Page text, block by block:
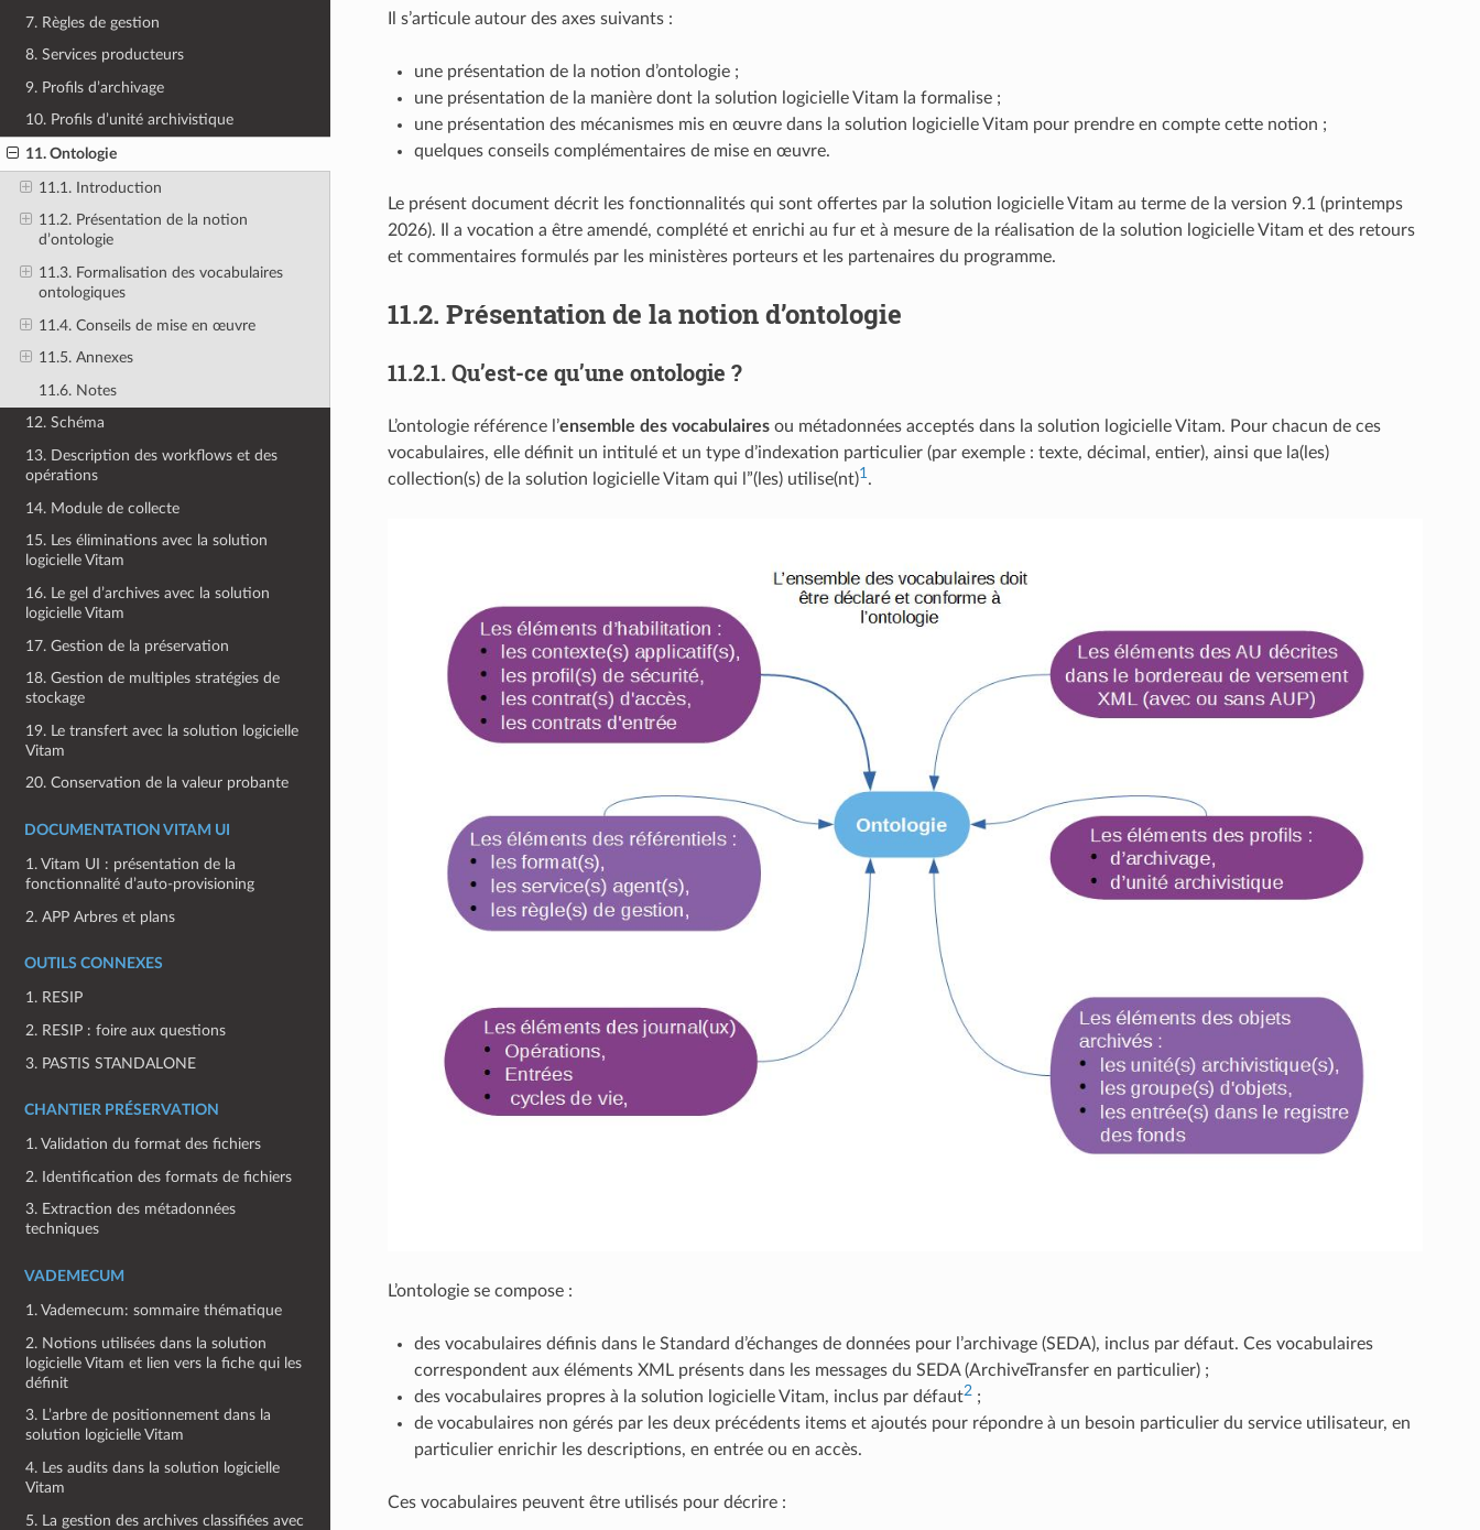
7. Règles de gestion
8. Services producteurs
9. Profils d’archivage
10. Profils d’unité archivistique
11. Ontologie
11.1. Introduction
11.2. Présentation de la notion
d’ontologie
11.3. Formalisation des vocabulaires
ontologiques
11.4. Conseils de mise en œuvre
11.5. Annexes
11.6. Notes
12. Schéma
13. Description des workflows et des
opérations
14. Module de collecte
15. Les éliminations avec la solution
logicielle Vitam
16. Le gel d’archives avec la solution
logicielle Vitam
17. Gestion de la préservation
18. Gestion de multiples stratégies de
stockage
19. Le transfert avec la solution logicielle
Vitam
20. Conservation de la valeur probante
DOCUMENTATION VITAM UI
1. Vitam UI : présentation de la
fonctionnalité d’auto-provisioning
2. APP Arbres et plans
OUTILS CONNEXES
1. RESIP
2. RESIP : foire aux questions
3. PASTIS STANDALONE
CHANTIER PRÉSERVATION
1. Validation du format des fichiers
2. Identification des formats de fichiers
3. Extraction des métadonnées
techniques
VADEMECUM
1. Vademecum: sommaire thématique
2. Notions utilisées dans la solution
logicielle Vitam et lien vers la fiche qui les
définit
3. L’arbre de positionnement dans la
solution logicielle Vitam
4. Les audits dans la solution logicielle
Vitam
5. La gestion des archives classifiées avec
Il s’articule autour des axes suivants :
une présentation de la notion d’ontologie ;
une présentation de la manière dont la solution logicielle Vitam la formalise ;
une présentation des mécanismes mis en œuvre dans la solution logicielle Vitam pour prendre en compte cette notion ;
quelques conseils complémentaires de mise en œuvre.
Le présent document décrit les fonctionnalités qui sont offertes par la solution logicielle Vitam au terme de la version 9.1 (printemps
2026). Il a vocation a être amendé, complété et enrichi au fur et à mesure de la réalisation de la solution logicielle Vitam et des retours
et commentaires formulés par les ministères porteurs et les partenaires du programme.
11.2. Présentation de la notion d’ontologie
11.2.1. Qu’est-ce qu’une ontologie ?
L’ontologie référence l’ensemble des vocabulairesou métadonnées acceptés dans la solution logicielle Vitam. Pour chacun de ces
vocabulaires, elle définit un intitulé et un type d’indexation particulier (par exemple : texte, décimal, entier), ainsi que la(les)
collection(s) de la solution logicielle Vitam qui l”(les) utilise(nt)1.
L’ontologie se compose :
des vocabulaires définis dans le Standard d’échanges de données pour l’archivage (SEDA), inclus par défaut. Ces vocabulaires
correspondent aux éléments XML présents dans les messages du SEDA (ArchiveTransfer en particulier) ;
des vocabulaires propres à la solution logicielle Vitam, inclus par défaut2;
de vocabulaires non gérés par les deux précédents items et ajoutés pour répondre à un besoin particulier du service utilisateur, en
particulier enrichir les descriptions, en entrée ou en accès.
Ces vocabulaires peuvent être utilisés pour décrire :